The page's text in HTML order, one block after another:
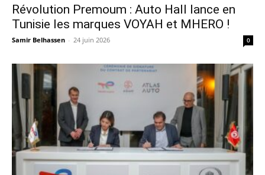
Révolution Premoum : Auto Hall lance en
Tunisie les marques VOYAH et MHERO !
Samir Belhassen - 24 juin 2026 0